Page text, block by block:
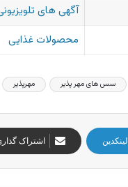
آگهی های
محصولات غذایی
سس های مهر پذیر مهرپذیر
لینکدین اشتراک